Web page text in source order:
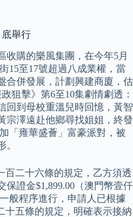
舉行
收購的樂風集團，在今年5月
15至17號超過八成業權，當
合併發展，計劃興建商廈，估
狙擊》第6至10集劇情劇透：
回到母校重溫兒時回憶，黃智
宗澤遠赴他鄉尋找姐姐，終發
「雍華盛薈」富豪派對，被
。
百二十六條的規定，乙方須透
證金$1,899.00（澳門幣壹仟
般程序進行，申請人已根據
十五條的規定，明確表示接納